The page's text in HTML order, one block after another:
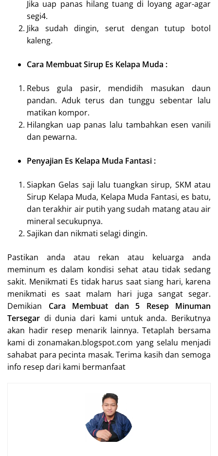
Jika uap panas hilang tuang di loyang agar-agar
segi4.
Jika sudah dingin, serut dengan tutup botol
kaleng.
Cara Membuat Sirup Es Kelapa Muda :
Rebus gula pasir, mendidih masukan daun
pandan. Aduk terus dan tunggu sebentar lalu
matikan kompor.
Hilangkan uap panas lalu tambahkan esen vanili
dan pewarna.
Penyajian Es Kelapa Muda Fantasi :
Siapkan Gelas saji lalu tuangkan sirup, SKM atau
Sirup Kelapa Muda, Kelapa Muda Fantasi, es batu,
dan terakhir air putih yang sudah matang atau air
mineral secukupnya.
Sajikan dan nikmati selagi dingin.
Pastikan anda atau rekan atau keluarga anda
meminum es dalam kondisi sehat atau tidak sedang
sakit. Menikmati Es tidak harus saat siang hari, karena
menikmati es saat malam hari juga sangat segar.
Demikian Cara Membuat dan 5 Resep Minuman
Tersegar di dunia dari kami untuk anda. Berikutnya
akan hadir resep menarik lainnya. Tetaplah bersama
kami di zonamakan.blogspot.com yang selalu menjadi
sahabat para pecinta masak. Terima kasih dan semoga
info resep dari kami bermanfaat